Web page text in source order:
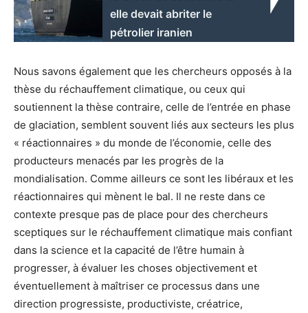
elle devait abriter le
pétrolier iranien
Nous savons également que les chercheurs opposés à la
thèse du réchauffement climatique, ou ceux qui
soutiennent la thèse contraire, celle de l’entrée en phase
de glaciation, semblent souvent liés aux secteurs les plus
« réactionnaires » du monde de l’économie, celle des
producteurs menacés par les progrès de la
mondialisation. Comme ailleurs ce sont les libéraux et les
réactionnaires qui mènent le bal. Il ne reste dans ce
contexte presque pas de place pour des chercheurs
sceptiques sur le réchauffement climatique mais confiant
dans la science et la capacité de l’être humain à
progresser, à évaluer les choses objectivement et
éventuellement à maîtriser ce processus dans une
direction progressiste, productiviste, créatrice,